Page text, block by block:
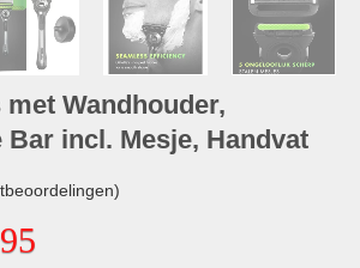
Wandhouder,
Bar incl. Mesje, Handvat
Huidige